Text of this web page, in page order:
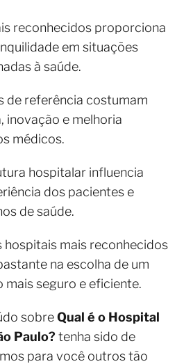
reconhecidos proporciona
em situações
à saúde.
de referência costumam
inovação e melhoria
médicos.
hospitalar influencia
dos pacientes e
de saúde.
hospitais mais reconhecidos
na escolha de um
seguro e eficiente.
sobreQual é o Hospital
Paulo?tenha sido de
para você outros tão